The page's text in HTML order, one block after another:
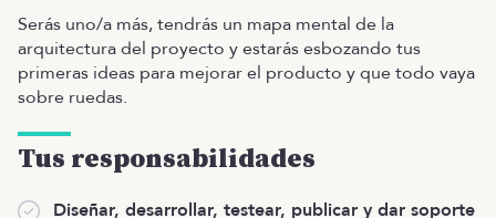
Serás uno/a más, tendrás un mapa mental de la
arquitectura del proyecto y estarás esbozando tus
primeras ideas para mejorar el producto y que todo vaya
sobre ruedas.
Tus responsabilidades
Diseñar, desarrollar, testear, publicar y dar soporte